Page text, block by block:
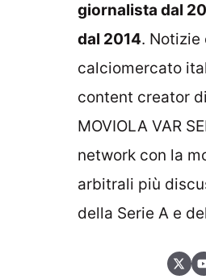
giornalista dal
dal 2014. Notizie
calciomercato
content creator
MOVIOLA VAR
network con la
arbitrali più
della Serie A e